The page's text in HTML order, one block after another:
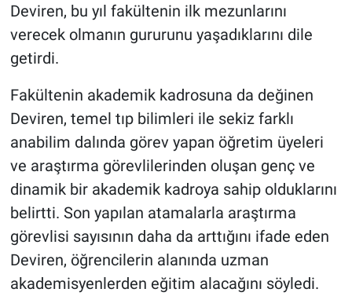
Deviren, bu yıl fakültenin ilk mezunlarını
verecek olmanın gururunu yaşadıklarını dile
getirdi.
Fakültenin akademik kadrosuna da değinen
Deviren, temel tıp bilimleri ile sekiz farklı
anabilim dalında görev yapan öğretim üyeleri
ve araştırma görevlilerinden oluşan genç ve
dinamik bir akademik kadroya sahip olduklarını
belirtti. Son yapılan atamalarla araştırma
görevlisi sayısının daha da arttığını ifade eden
Deviren, öğrencilerin alanında uzman
akademisyenlerden eğitim alacağını söyledi.